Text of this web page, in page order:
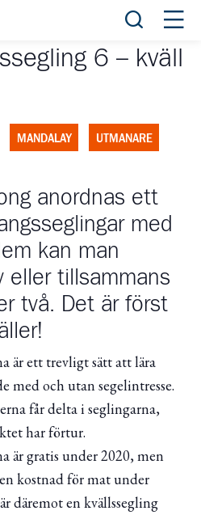
Öppna
6 – kväll
MANDALAY UTMANARE
anordnas ett
med
kan man
eller tillsammans
två. Det är först
är ett trevligt sätt att lära
med och utan segelintresse.
får delta i seglingarna,
har förtur.
är gratis under 2020, men
kostnad för mat under
däremot en kvällssegling